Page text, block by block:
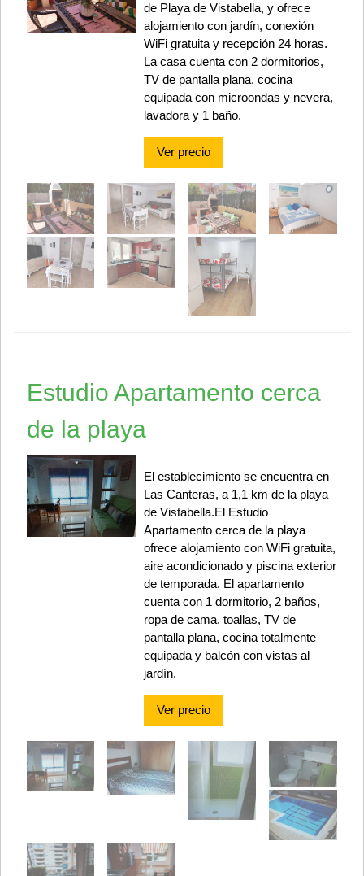
de Playa de Vistabella, y ofrece
alojamiento con jardín, conexión
WiFi gratuita y recepción 24 horas.
La casa cuenta con 2 dormitorios,
TV de pantalla plana, cocina
equipada con microondas y nevera,
lavadora y 1 baño.
Ver precio
Estudio Apartamento cerca
de la playa
El establecimiento se encuentra en
Las Canteras, a 1,1 km de la playa
de Vistabella.El Estudio
Apartamento cerca de la playa
ofrece alojamiento con WiFi gratuita,
aire acondicionado y piscina exterior
de temporada. El apartamento
cuenta con 1 dormitorio, 2 baños,
ropa de cama, toallas, TV de
pantalla plana, cocina totalmente
equipada y balcón con vistas al
jardín.
Ver precio